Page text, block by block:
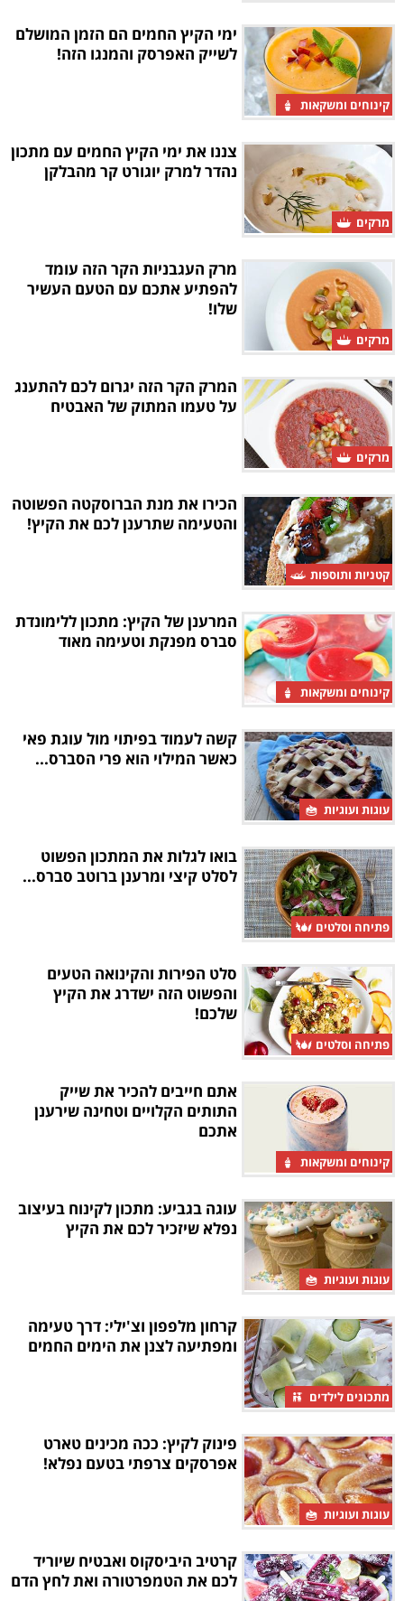
קינוחים ומשקאות
ימי הקיץ החמים הם הזמן המושלם
לשייק האפרסק והמנגו הזה!
מרקים
צננו את ימי הקיץ החמים עם מתכון
נהדר למרק יוגורט קר מהבלקן
מרקים
מרק העגבניות הקר הזה עומד
להפתיע אתכם עם הטעם העשיר
שלו!
מרקים
המרק הקר הזה יגרום לכם להתענג
על טעמו המתוק של האבטיח
קטניות ותוספות
הכירו את מנת הברוסקטה הפשוטה
והטעימה שתרענן לכם את הקיץ!
קינוחים ומשקאות
המרענן של הקיץ: מתכון ללימונדת
סברס מפנקת וטעימה מאוד
עוגות ועוגיות
קשה לעמוד בפיתוי מול עוגת פאי
כאשר המילוי הוא פרי הסברס...
פתיחה וסלטים
בואו לגלות את המתכון הפשוט
לסלט קיצי ומרענן ברוטב סברס...
פתיחה וסלטים
סלט הפירות והקינואה הטעים
והפשוט הזה ישדרג את הקיץ
שלכם!
קינוחים ומשקאות
אתם חייבים להכיר את שייק
התותים הקלויים וטחינה שירענן
אתכם
עוגות ועוגיות
עוגה בגביע: מתכון לקינוח בעיצוב
נפלא שיזכיר לכם את הקיץ
מתכונים לילדים
קרחון מלפפון וצ'ילי: דרך טעימה
ומפתיעה לצנן את הימים החמים
עוגות ועוגיות
פינוק לקיץ: ככה מכינים טארט
אפרסקים צרפתי בטעם נפלא!
קרטיב היביסקוס ואבטיח שיוריד
לכם את הטמפרטורה ואת לחץ הדם